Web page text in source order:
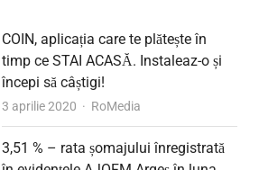
COIN, aplicația care te plătește în
timp ce STAI ACASĂ. Instaleaz-o și
începi să câștigi!
3 aprilie 2020 Author
RoMedia
3,51 % – rata șomajului înregistrată